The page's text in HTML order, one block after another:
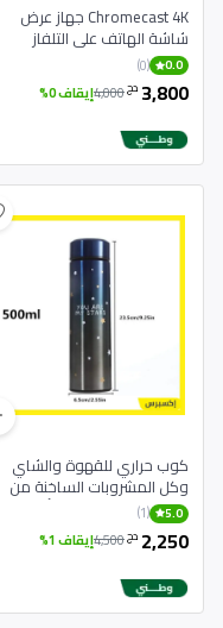
Chromecast 4K جهاز عرض
شاشة الهاتف على التلفاز
0.0
(0)
3,800 دج4,000إيقاف 0%
كوب حراري للقهوة والشاي
وكل المشروبات الساخنة من
الفولاذ المقاوم للصدأ
5.0
(1)
2,250 دج4,500إيقاف 1%